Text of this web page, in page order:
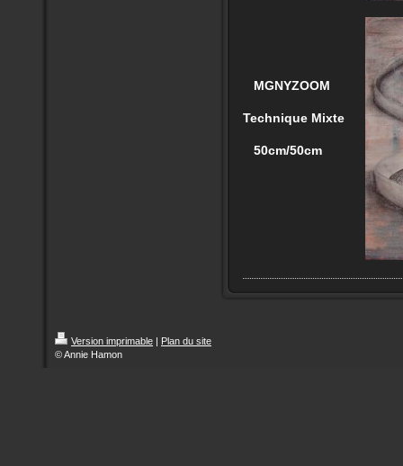
MGNYZOOM
Technique Mixte
50cm/50cm
Version imprimable
Plan du site
© Annie Hamon